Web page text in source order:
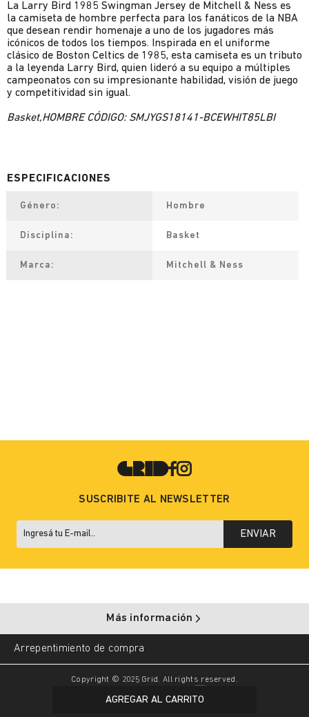
AGREGAR AL CARRITO
La Larry Bird 1985 Swingman Jersey de Mitchell & Ness es
la camiseta de hombre perfecta para los fanáticos de la NBA
que desean rendir homenaje a uno de los jugadores más
icónicos de todos los tiempos. Inspirada en el uniforme
clásico de Boston Celtics de 1985, esta camiseta es un tributo
a la leyenda Larry Bird, quien lideró a su equipo a múltiples
campeonatos con su impresionante habilidad, visión de juego
y competitividad sin igual.
Basket,HOMBRE CÓDIGO: SMJYGS18141-BCEWHIT85LBI
Género Hombre
Disciplina Basket
Marca Mitchell & Ness
SUSCRIBITE AL NEWSLETTER
ENVIAR
Más información
Arrepentimiento de compra
Copyright © 2025 Grid. All rights reserved.